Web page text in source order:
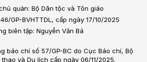
quản: Bộ Dân tộc và Tôn giáo
GP-BVHTTDL, cấp ngày 17/10/2025
biên tập: Nguyễn Văn Bá
báo chí số 57/GP-BC do Cục Báo chí, Bộ
và Du lịch cấp ngày 06/11/2025.